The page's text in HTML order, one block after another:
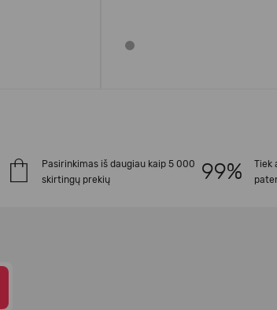
Pasirinkimas iš daugiau kaip 5 000
skirtingų prekių
Tiek